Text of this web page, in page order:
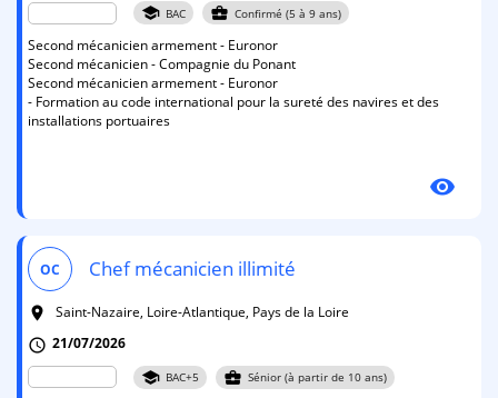
school BAC business_center Confirmé (5 à 9 ans)
Second mécanicien armement - Euronor
Second mécanicien - Compagnie du Ponant
Second mécanicien armement - Euronor
- Formation au code international pour la sureté des navires et des
installations portuaires
visibility
OC Chef mécanicien illimité
room
Saint-Nazaire, Loire-Atlantique, Pays de la Loire
schedule 21/07/2026
school BAC+5 business_center Sénior (à partir de 10 ans)